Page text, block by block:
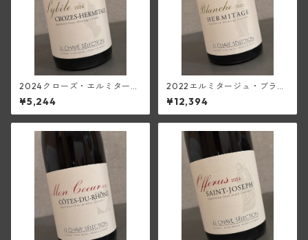
2024クローズ・エルミタージ
ュ・ブラン・シベル(ジャン・
ルイ・シャーヴ・セレクショ
ン)
¥5,244
2022エルミタージュ・ブラン
シュ(ジャン・ルイ・シャー
ヴ・セレクション)
¥12,394